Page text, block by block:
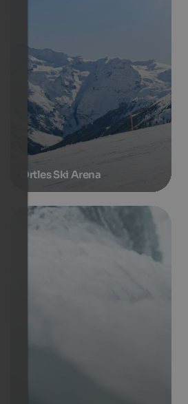
Ortles Ski Arena